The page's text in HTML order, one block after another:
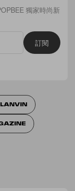
獨家時尚新
訂閱
LANVIN